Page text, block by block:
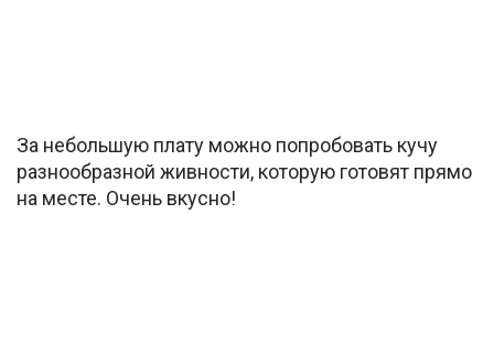
За небольшую плату можно попробовать кучу
разнообразной живности, которую готовят прямо
на месте. Очень вкусно!